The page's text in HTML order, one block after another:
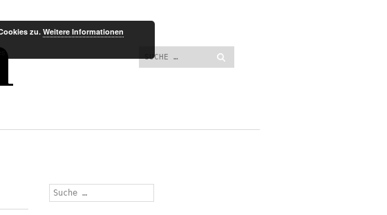
Suchen
Menü
Zum Inhalt springen
Suchen
zu. Weitere Informationen